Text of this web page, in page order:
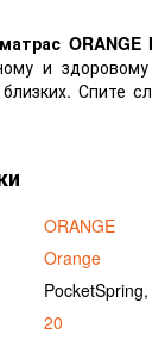
ORANGE
и
Спите
ORANGE
Orange
20